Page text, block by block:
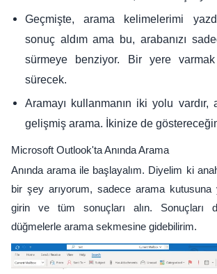
Geçmişte, arama kelimelerimi
sonuç aldım ama bu, arabanızı
sürmeye benziyor. Bir yere
sürecek.
Aramayı kullanmanın iki yolu vardır,
gelişmiş arama. İkinize de
Microsoft Outlook'ta Anında Arama
Anında arama ile başlayalım. Diyelim ki
bir şey arıyorum, sadece arama kutusuna
girin ve tüm sonuçları alın. Sonuçları
düğmelerle arama sekmesine gidebilirim.